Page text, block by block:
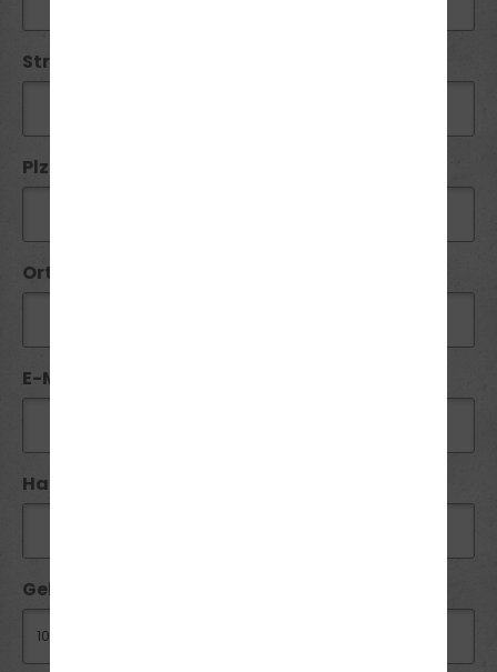
Straße / Nr:
Plz*:
Ort*:
E-Mail*:
Handy / Telefon:*
Geburtsdatum: